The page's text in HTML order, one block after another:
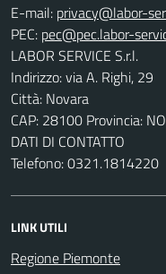
E-mail:
PEC:
LABOR SERVICE S.r.l.
Indirizzo: via A. Righi, 29
Città: Novara
CAP: 28100 Provincia: NO
DATI DI CONTATTO
Telefono: 0321.1814220
LINK UTILI
Regione Piemonte